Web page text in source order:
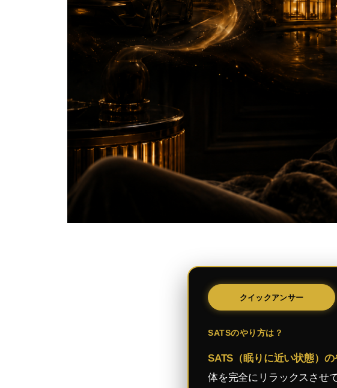
クイックアンサー
SATSのやり方は？
SATS（眠りに近い状態）
体を完全にリラックスさせ